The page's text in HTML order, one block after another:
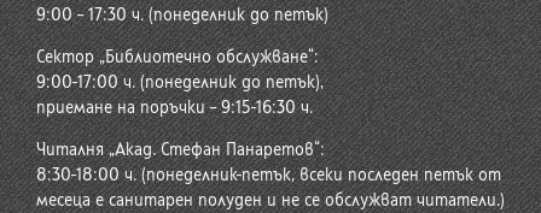
9:00 – 17:30 ч. (понеделник до петък)
Сектор „Библиотечно обслужване“:
9:00-17:00 ч. (понеделник до петък),
приемане на поръчки – 9:15-16:30 ч.
Читалня „Акад. Стефан Панаретов“:
8:30-18:00 ч. (понеделник-петък, всеки последен петък от
месеца е санитарен полуден и не се обслужват читатели.)